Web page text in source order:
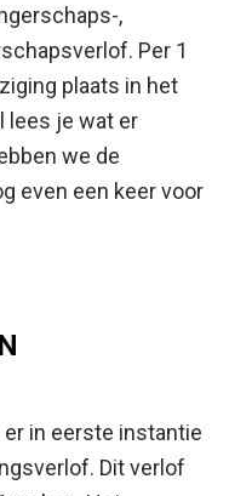
,
Per 1
plaats in het
lees je wat er
we de
even een keer voor
in eerste instantie
Dit verlof